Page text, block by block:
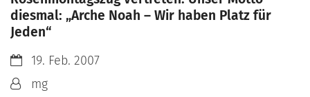
diesmal: „Arche Noah – Wir haben Platz für
Jeden“
Datum:19. Feb. 2007
Von:mg